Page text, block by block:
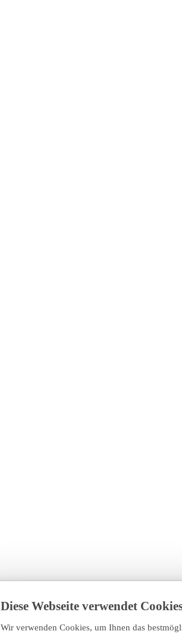
Diese Webseite verwendet
Wir verwenden Cookies, um Ihnen das